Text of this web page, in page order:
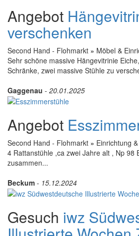
Angebot
verschenken
Second Hand - Flohmarkt » Möbel &
Sehr schöne massive Hängevitrinie
Schränke, zwei massive Stühle zu
Gaggenau - 20.01.2025
Angebot
Second Hand - Flohmarkt » Einrichtung
4 Rattanstühle ,ca zwei Jahre alt , Np 98
zusammen...
Beckum - 15.12.2024
Gesuch iwz